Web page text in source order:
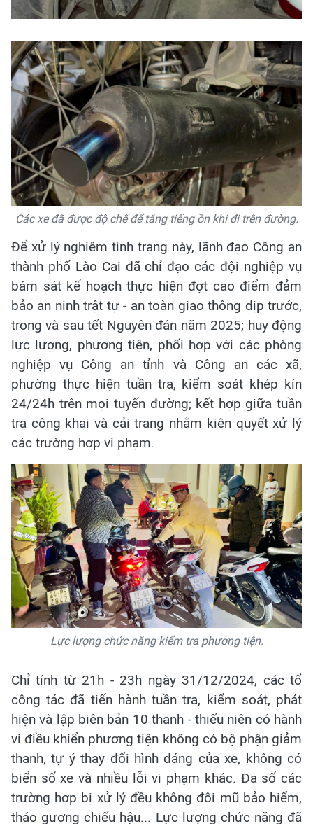
Các xe đã được độ chế để tăng tiếng ồn khi đi trên đường.
Để xử lý nghiêm tình trạng này, lãnh đạo Công an
thành phố Lào Cai đã chỉ đạo các đội nghiệp vụ
bám sát kế hoạch thực hiện đợt cao điểm đảm
bảo an ninh trật tự - an toàn giao thông dịp trước,
trong và sau tết Nguyên đán năm 2025; huy động
lực lượng, phương tiện, phối hợp với các phòng
nghiệp vụ Công an tỉnh và Công an các xã,
phường thực hiện tuần tra, kiểm soát khép kín
24/24h trên mọi tuyến đường; kết hợp giữa tuần
tra công khai và cải trang nhằm kiên quyết xử lý
các trường hợp vi phạm.
Lực lượng chức năng kiểm tra phương tiện.
Chỉ tính từ 21h - 23h ngày 31/12/2024, các tổ
công tác đã tiến hành tuần tra, kiểm soát, phát
hiện và lập biên bản 10 thanh - thiếu niên có hành
vi điều khiển phương tiện không có bộ phận giảm
thanh, tự ý thay đổi hình dáng của xe, không có
biển số xe và nhiều lỗi vi phạm khác. Đa số các
trường hợp bị xử lý đều không đội mũ bảo hiểm,
tháo gương chiếu hậu... Lực lượng chức năng đã